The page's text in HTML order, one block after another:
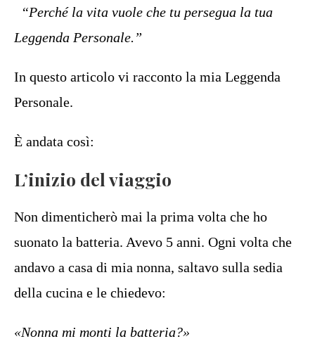
“Perché la vita vuole che tu persegua la tua
Leggenda Personale.”
In questo articolo vi racconto la mia Leggenda
Personale.
È andata così:
L’inizio del viaggio
Non dimenticherò mai la prima volta che ho
suonato la batteria. Avevo 5 anni. Ogni volta che
andavo a casa di mia nonna, saltavo sulla sedia
della cucina e le chiedevo:
«Nonna mi monti la batteria?»